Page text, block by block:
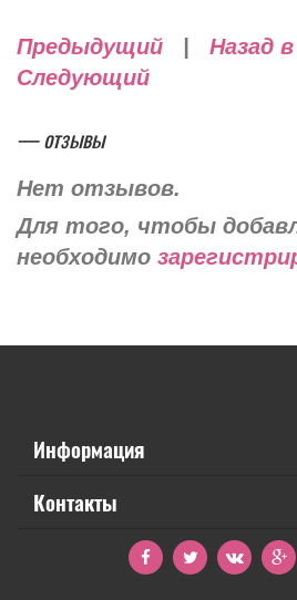
Предыдущий Назад
Следующий
— отзывы
Нет отзывов.
Для того, чтобы
необходимо
Информация
Контакты